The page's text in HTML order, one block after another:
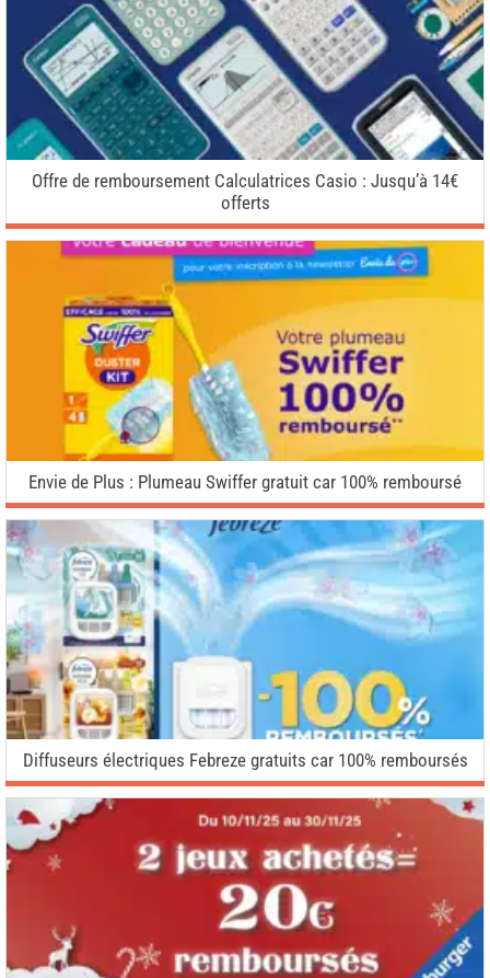
Offre de remboursement Calculatrices Casio : Jusqu’à 14€
offerts
Envie de Plus : Plumeau Swiffer gratuit car 100% remboursé
Diffuseurs électriques Febreze gratuits car 100% remboursés